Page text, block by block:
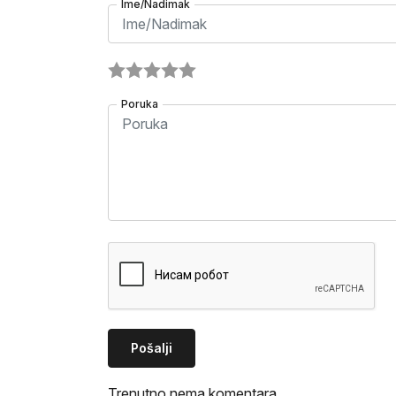
Ime/Nadimak
Poruka
Pošalji